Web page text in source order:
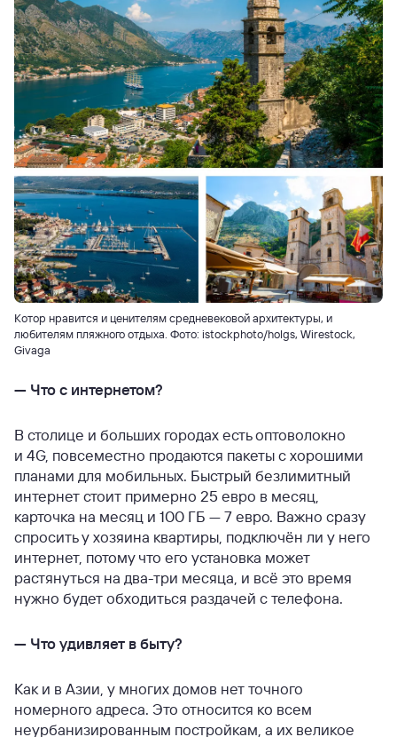
Котор нравится и ценителям средневековой архитектуры, и
любителям пляжного отдыха. Фото: istockphoto/holgs, Wirestock,
Givaga
— Что с интернетом?
В столице и больших городах есть оптоволокно
и 4G, повсеместно продаются пакеты с хорошими
планами для мобильных. Быстрый безлимитный
интернет стоит примерно 25 евро в месяц,
карточка на месяц и 100 ГБ — 7 евро. Важно сразу
спросить у хозяина квартиры, подключён ли у него
интернет, потому что его установка может
растянуться на два-три месяца, и всё это время
нужно будет обходиться раздачей с телефона.
— Что удивляет в быту?
Как и в Азии, у многих домов нет точного
номерного адреса. Это относится ко всем
неурбанизированным постройкам, а их великое